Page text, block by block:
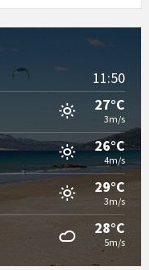
11:50
27°C
3m/s
26°C
4m/s
29°C
3m/s
28°C
5m/s